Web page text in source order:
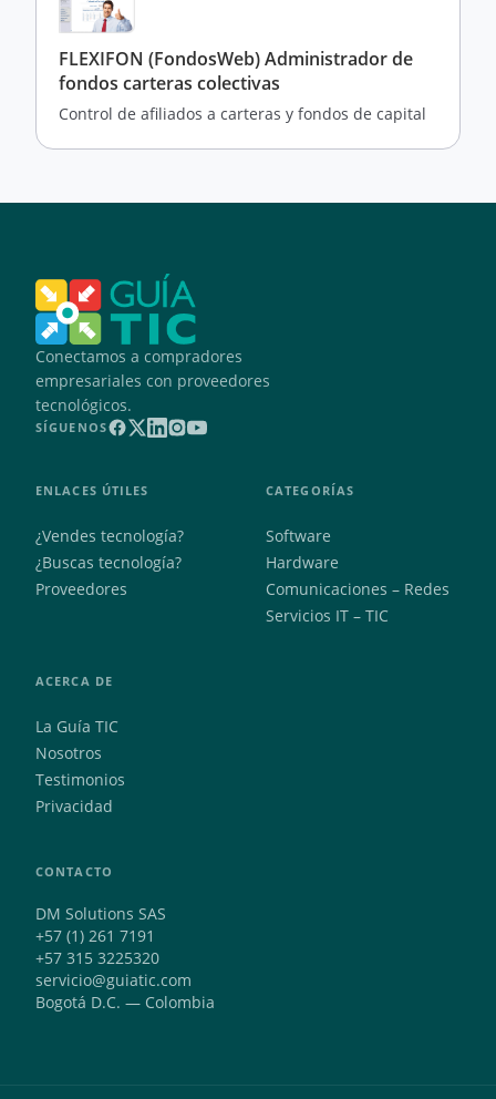
FLEXIFON (FondosWeb) Administrador de
fondos carteras colectivas
Control de afiliados a carteras y fondos de capital
Conectamos a compradores
empresariales con proveedores
tecnológicos.
SÍGUENOS
ENLACES ÚTILES
¿Vendes tecnología?
¿Buscas tecnología?
Proveedores
CATEGORÍAS
Software
Hardware
Comunicaciones – Redes
Servicios IT – TIC
ACERCA DE
La Guía TIC
Nosotros
Testimonios
Privacidad
CONTACTO
DM Solutions SAS
+57 (1) 261 7191
+57 315 3225320
servicio@guiatic.com
Bogotá D.C. — Colombia